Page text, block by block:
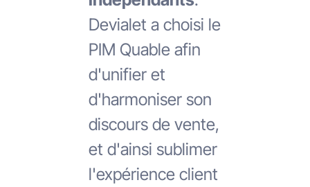
Devialet a choisi le
PIM Quable afin
d'unifier et
d'harmoniser son
discours de vente,
et d'ainsi sublimer
l'expérience client